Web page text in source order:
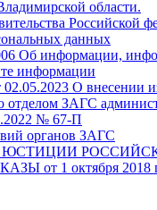
области.
Российской
данных
Об информации,
информации
О внесении
отделом ЗАГС
№ 67-П
органов ЗАГС
от 1 октября 2018